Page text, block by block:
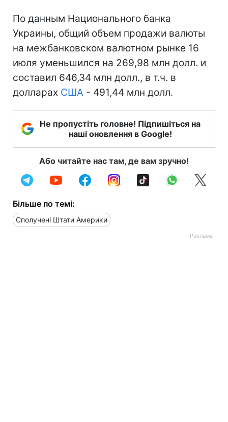
По данным Национального банка
Украины, общий объем продажи валюты
на межбанковском валютном рынке 16
июля уменьшился на 269,98 млн долл. и
составил 646,34 млн долл., в т.ч. в
долларах США - 491,44 млн долл.
Не пропустіть головне! Підпишіться на
наші оновлення в Google!
Або читайте нас там, де вам зручно!
Більше по темі:
Сполучені Штати Америки